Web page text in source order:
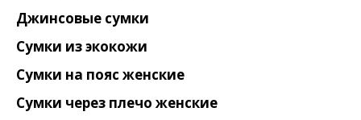
Джинсовые сумки
Сумки из экокожи
Сумки на пояс женские
Сумки через плечо женские